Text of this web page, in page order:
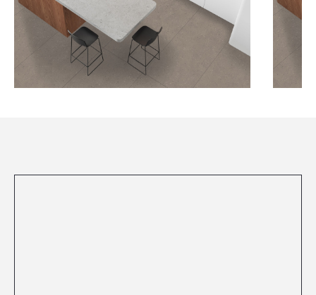
Посмотреть все проекты